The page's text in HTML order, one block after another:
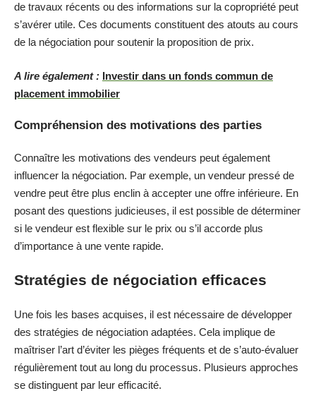
de travaux récents ou des informations sur la copropriété peut
s’avérer utile. Ces documents constituent des atouts au cours
de la négociation pour soutenir la proposition de prix.
A lire également : Investir dans un fonds commun de
placement immobilier
Compréhension des motivations des parties
Connaître les motivations des vendeurs peut également
influencer la négociation. Par exemple, un vendeur pressé de
vendre peut être plus enclin à accepter une offre inférieure. En
posant des questions judicieuses, il est possible de déterminer
si le vendeur est flexible sur le prix ou s’il accorde plus
d’importance à une vente rapide.
Stratégies de négociation efficaces
Une fois les bases acquises, il est nécessaire de développer
des stratégies de négociation adaptées. Cela implique de
maîtriser l’art d’éviter les pièges fréquents et de s’auto-évaluer
régulièrement tout au long du processus. Plusieurs approches
se distinguent par leur efficacité.